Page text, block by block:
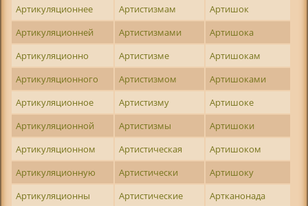
Артикуляционнее
Артистизмам
Артишок
Артикуляционней
Артистизмами
Артишока
Артикуляционно
Артистизме
Артишокам
Артикуляционного
Артистизмом
Артишоками
Артикуляционное
Артистизму
Артишоке
Артикуляционной
Артистизмы
Артишоки
Артикуляционном
Артистическая
Артишоком
Артикуляционную
Артистически
Артишоку
Артикуляционны
Артистические
Артканонада